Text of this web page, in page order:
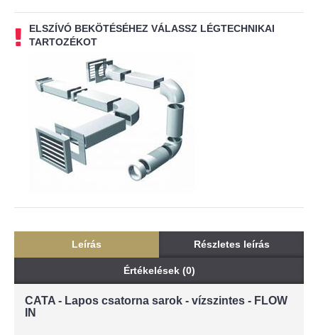
ELSZÍVÓ BEKÖTÉSÉHEZ VÁLASSZ LÉGTECHNIKAI
TARTOZÉKOT
Leírás Részletes leírás
Értékelések (0)
CATA - Lapos csatorna sarok - vízszintes - FLOW
IN